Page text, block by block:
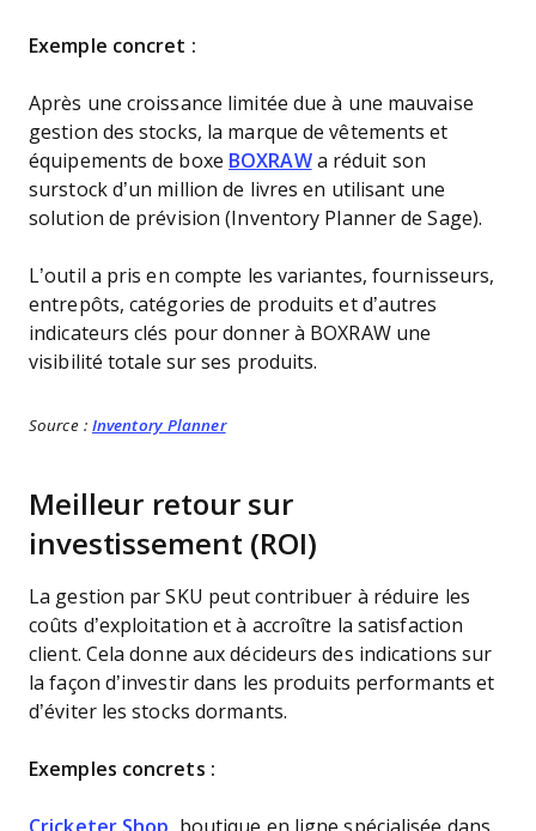
Exemple concret :
Après une croissance limitée due à une mauvaise
gestion des stocks, la marque de vêtements et
équipements de boxe BOXRAWa réduit son
surstock d’un million de livres en utilisant une
solution de prévision (Inventory Planner de Sage).
L’outil a pris en compte les variantes, fournisseurs,
entrepôts, catégories de produits et d’autres
indicateurs clés pour donner à BOXRAW une
visibilité totale sur ses produits.
Source : Inventory Planner
Meilleur retour sur
investissement (ROI)
La gestion par SKU peut contribuer à réduire les
coûts d’exploitation et à accroître la satisfaction
client. Cela donne aux décideurs des indications sur
la façon d’investir dans les produits performants et
d’éviter les stocks dormants.
Exemples concrets :
Cricketer Shop , boutique en ligne spécialisée dans